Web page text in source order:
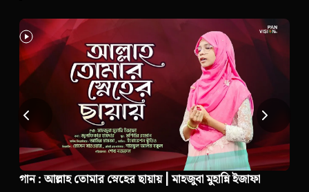
গান : আল্লাহ তোমার স্নেহের ছায়ায় | মাহজুবা মুহান্নি ইজাফা